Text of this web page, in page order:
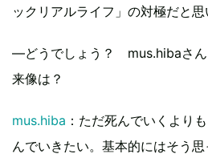
ックリアルライフ」の対極だと思
―どうでしょう？ mus.hibaさん
来像は？
mus.hiba ：ただ死んでいくより
んでいきたい。基本的にはそう